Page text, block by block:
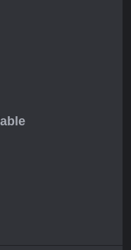
cenisz taktyczne walki,